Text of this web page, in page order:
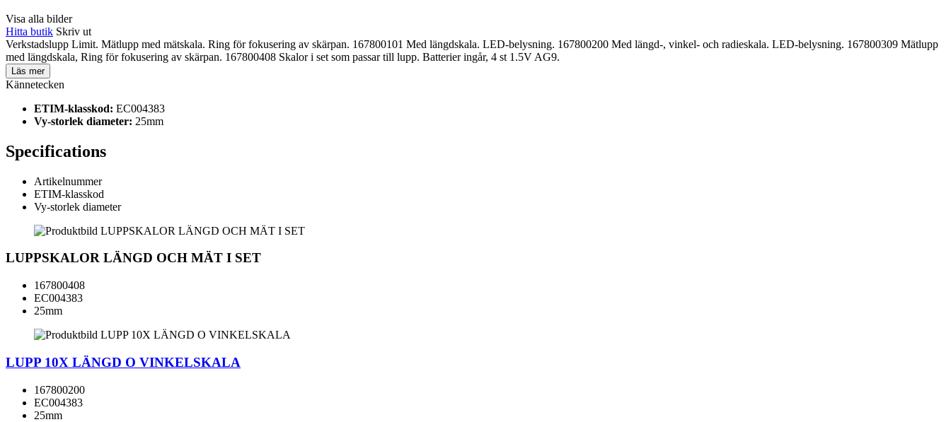
Visa alla bilder
Hitta butik Skriv ut
Verkstadslupp Limit. Mätlupp med mätskala. Ring för fokusering av skärpan. 167800101 Med längdskala. LED-belysning. 167800200 Med längd-, vinkel- och radieskala. LED-belysning. 167800309 Mätlupp
med längdskala, Ring för fokusering av skärpan. 167800408 Skalor i set som passar till lupp. Batterier ingår, 4 st 1.5V AG9.
Läs mer
Kännetecken
ETIM-klasskod: EC004383
Vy-storlek diameter: 25mm
Specifications
Artikelnummer
ETIM-klasskod
Vy-storlek diameter
LUPPSKALOR LÄNGD OCH MÄT I SET
167800408
EC004383
25mm
LUPP 10X LÄNGD O VINKELSKALA
167800200
EC004383
25mm